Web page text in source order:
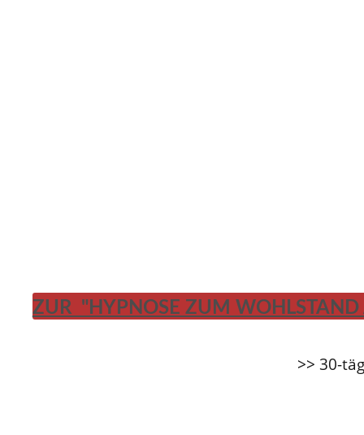
ZUR "HYPNOSE ZUM WOHLSTAND
>> 30-